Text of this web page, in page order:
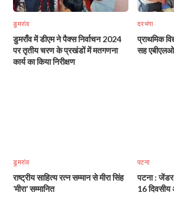
डुमरांव
डुमराँव में डीएम ने पैक्स निर्वाचन 2024
पर तृतीय चरण के प्रखंडों में मतगणना
कार्य का किया निरीक्षण
दरभंगा
प्राथमिक
सह एबीएलओ
डुमरांव
राष्ट्रीय साहित्य रत्न सम्मान से मीरा सिंह
’मीरा’ सम्मानित
पटना
पटना : जेंडर
16 दिवसीय